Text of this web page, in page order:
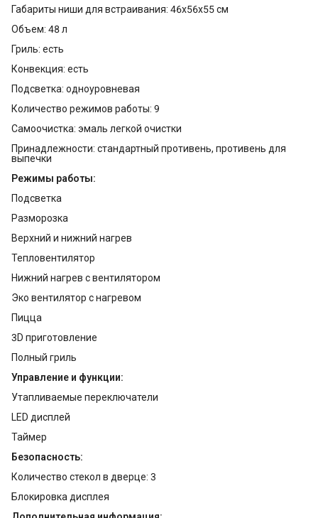
Габариты ниши для встраивания: 46x56x55 см
Объем: 48 л
Гриль: есть
Конвекция: есть
Подсветка: одноуровневая
Количество режимов работы: 9
Самоочистка: эмаль легкой очистки
Принадлежности: стандартный противень, противень для
выпечки
Режимы работы:
Подсветка
Разморозка
Верхний и нижний нагрев
Тепловентилятор
Нижний нагрев с вентилятором
Эко вентилятор с нагревом
Пицца
3D приготовление
Полный гриль
Управление и функции:
Утапливаемые переключатели
LED дисплей
Таймер
Безопасность:
Количество стекол в дверце: 3
Блокировка дисплея